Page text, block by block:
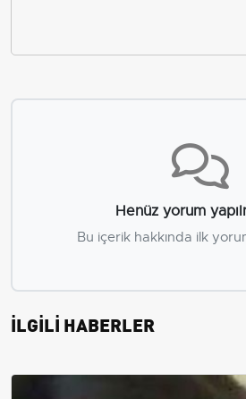
Henüz yorum
Bu içerik hakkında ilk
İLGİLİ HABERLER